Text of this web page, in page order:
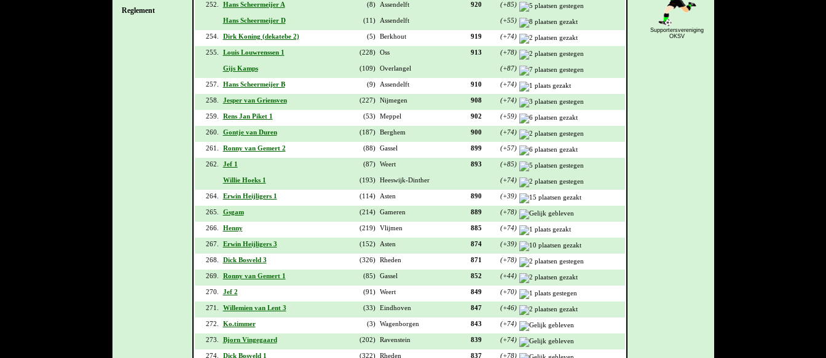
Reglement
252. Hans Scheermeijer A (8) Assendelft 920 (+85)
Hans Scheermeijer D (11) Assendelft (+55)
254. Dirk Koning (dekatebe 2) (5) Berkhout 919 (+74)
255. Louis Louwrenssen 1 (228) Oss 913 (+78)
Gijs Kamps (109) Overlangel (+87)
257. Hans Scheermeijer B (9) Assendelft 910 (+74)
258. Jesper van Griensven (227) Nijmegen 908 (+74)
259. Rens Jan Piket 1 (53) Meppel 902 (+59)
260. Gontje van Duren (187) Berghem 900 (+74)
261. Ronny van Gemert 2 (88) Gassel 899 (+57)
262. Jef 1 (87) Weert 893 (+85)
Willie Hoeks 1 (193) Heeswijk-Dinther (+74)
264. Erwin Heijligers 1 (114) Asten 890 (+39)
265. Gsgam (214) Gameren 889 (+78)
266. Henny (219) Vlijmen 885 (+74)
267. Erwin Heijligers 3 (152) Asten 874 (+39)
268. Dick Bosveld 3 (326) Rheden 871 (+78)
269. Ronny van Gemert 1 (85) Gassel 852 (+44)
270. Jef 2 (91) Weert 849 (+70)
271. Willemien van Lent 3 (33) Eindhoven 847 (+46)
272. Ko.timmer (3) Wagenborgen 843 (+74)
273. Bjorn Vingegaard (202) Ravenstein 839 (+74)
274. Dick Bosveld 1 (322) Rheden 837 (+78)
Supportersvereniging
OKSV